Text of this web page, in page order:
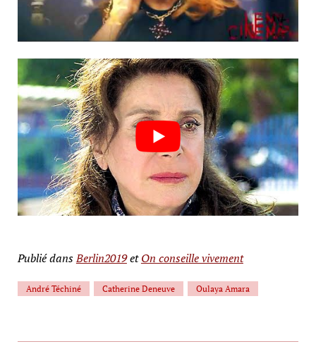
Publié dansBerlin2019etOn conseille vivement
André Téchiné Catherine Deneuve Oulaya Amara